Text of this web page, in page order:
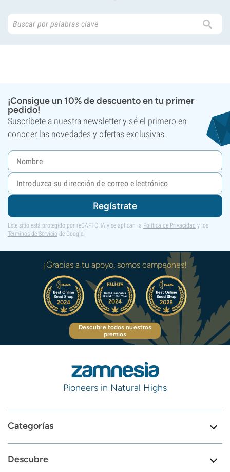
¡Consigue un 10% de descuento en tu primer
pedido!
Suscríbete a nuestra newsletter y sé el primero en
conocer las novedades y ofertas exclusivas.
Regístrate
Este sitio está protegido por reCAPTCHA y se aplican la Política de Privacidad y los
Términos de Servicio de Google.
¡Gracias a tu apoyo, somos campeones!
Descubre todos nuestros
premios
Pioneers in Natural Highs
Categorías
Descubre